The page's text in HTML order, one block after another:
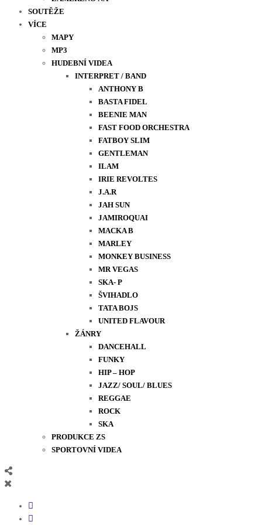
SOUTĚŽE
VÍCE
MAPY
MP3
HUDEBNÍ VIDEA
INTERPRET / BAND
ANTHONY B
BASTA FIDEL
BEENIE MAN
FAST FOOD ORCHESTRA
FATBOY SLIM
GENTLEMAN
ILAM
IRIE REVOLTES
J.A.R
JAH SUN
JAMIROQUAI
MACKA B
MARLEY
MONKEY BUSINESS
MR VEGAS
SKA- P
ŠVIHADLO
TATA BOJS
UNITED FLAVOUR
ŽÁNRY
DANCEHALL
FUNKY
HIP – HOP
JAZZ/ SOUL/ BLUES
REGGAE
ROCK
SKA
PRODUKCE ZS
SPORTOVNÍ VIDEA